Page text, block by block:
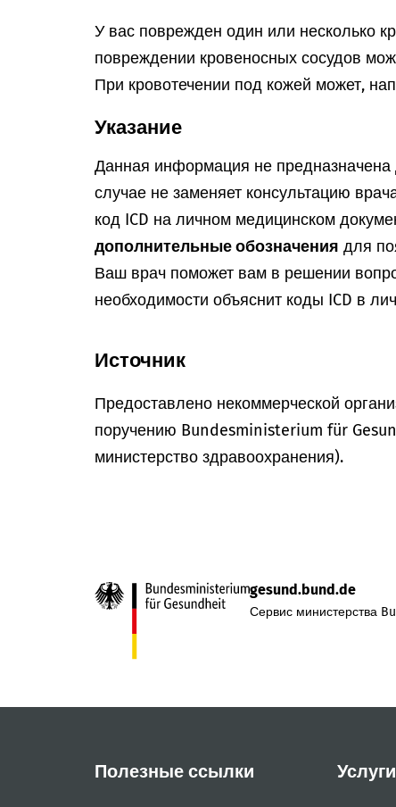
У вас поврежден один или несколько
повреждении кровеносных сосудов
При кровотечении под кожей может,
Указание
Данная информация не предназначена
случае не заменяет консультацию
код ICD на личном медицинском
дополнительные обозначения для
Ваш врач поможет вам в решении
необходимости объяснит коды ICD в
Источник
Предоставлено некоммерческой
поручению Bundesministerium für
министерство здравоохранения).
gesund.bund.de
Сервис министерства
Полезные ссылки Услуги